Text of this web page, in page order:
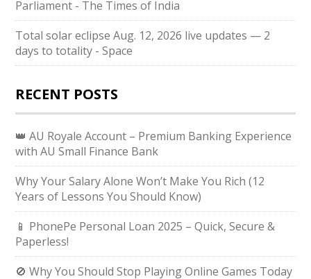
Parliament - The Times of India
Total solar eclipse Aug. 12, 2026 live updates — 2
days to totality - Space
RECENT POSTS
👑 AU Royale Account – Premium Banking Experience
with AU Small Finance Bank
Why Your Salary Alone Won’t Make You Rich (12
Years of Lessons You Should Know)
📱 PhonePe Personal Loan 2025 – Quick, Secure &
Paperless!
🚫 Why You Should Stop Playing Online Games Today